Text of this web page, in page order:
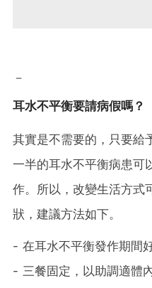
－
耳水不平衡要請病假嗎？
其實是不需要的，只要給
一半的耳水不平衡病患可
作。所以，改變生活方式
狀，建議方法如下。
- 在耳水不平衡發作期間
- 三餐固定，以助調適體